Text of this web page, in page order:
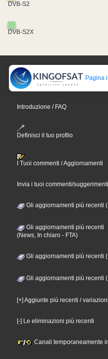
DVB-S2
DVB-S2X
Pagina
Introduzione / FAQ
Definisci il tuo profilo
I Tuoi commenti / Aggiornamenti
Invia i tuoi commenti/
Gli aggiornamenti più recenti
Gli aggiornamenti più recenti
(News, In chiaro - FTA)
Gli aggiornamenti più recenti
Gli aggiornamenti più recenti
[+] Aggiunte più recenti / variazioni
[-] Le eliminazioni più recenti
Canali temporaneamente